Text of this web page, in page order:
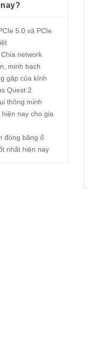
5.0 và PCIe
network
minh bạch
gặp của kính
Quest 2
thông minh
nay cho gia
đóng băng ổ
nhất hiện nay